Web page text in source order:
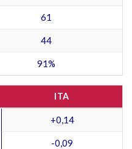
61
44
91%
ITA
+0,14
-0,09